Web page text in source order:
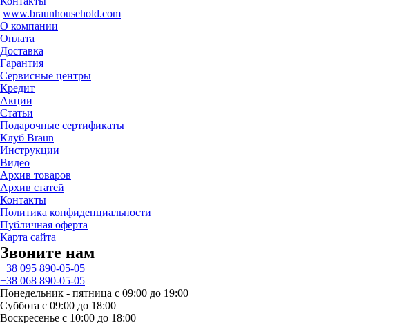
www.braunhousehold.com
О компании
Оплата
Доставка
Гарантия
Сервисные центры
Кредит
Акции
Статьи
Подарочные сертификаты
Клуб Braun
Инструкции
Видео
Архив товаров
Архив статей
Контакты
Политика конфиденциальности
Публичная оферта
Карта сайта
Звоните нам
+38 095 890-05-05
+38 068 890-05-05
Понедельник - пятница с 09:00 до 19:00
Суббота с 09:00 до 18:00
Воскресенье с 10:00 до 18:00